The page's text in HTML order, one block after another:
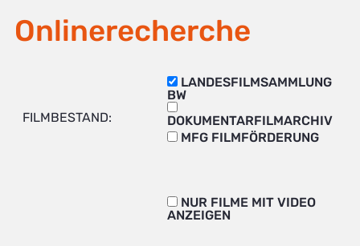
Onlinerecherche
FILMBESTAND:
LANDESFILMSAMMLUNG
BW
DOKUMENTARFILMARCHIV
MFG FILMFÖRDERUNG
NUR FILME MIT VIDEO
ANZEIGEN